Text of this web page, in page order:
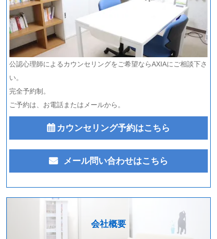
公認心理師によるカウンセリングをご希望ならAXIAにご相談下さ
い。
完全予約制。
ご予約は、お電話またはメールから。
カウンセリング予約はこちら
メール問い合わせはこちら
会社概要